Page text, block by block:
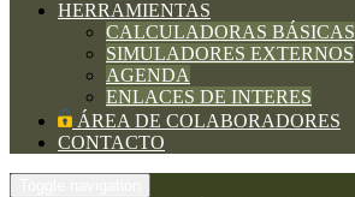
HERRAMIENTAS
CALCULADORAS BÁSICAS
SIMULADORES EXTERNOS
AGENDA
ENLACES DE INTERES
ÁREA DE COLABORADORES
CONTACTO